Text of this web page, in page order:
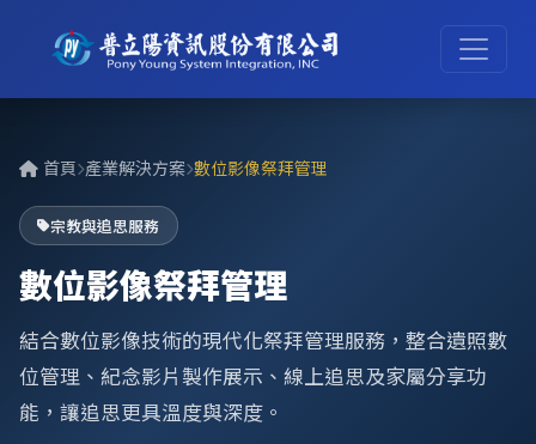
首頁 產業解決方案 數位影像祭拜管理
宗教與追思服務
數位影像祭拜管理
結合數位影像技術的現代化祭拜管理服務，整合遺照數
位管理、紀念影片製作展示、線上追思及家屬分享功
能，讓追思更具溫度與深度。